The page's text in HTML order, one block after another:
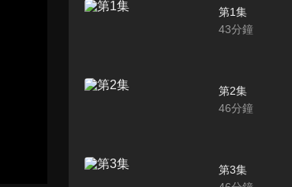
第1集
43分鐘
第2集
46分鐘
第3集